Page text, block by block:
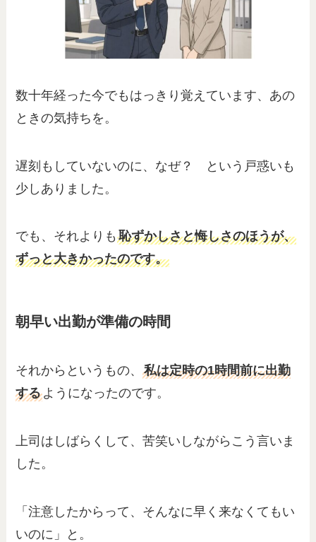
数十年経った今でもはっきり覚えています、あの
ときの気持ちを。
遅刻もしていないのに、なぜ？ という戸惑いも
少しありました。
でも、それよりも恥ずかしさと悔しさのほうが、
ずっと大きかったのです。
朝早い出勤が準備の時間
それからというもの、私は定時の1時間前に出勤
するようになったのです。
上司はしばらくして、苦笑いしながらこう言いま
した。
「注意したからって、そんなに早く来なくてもい
いのに」と。